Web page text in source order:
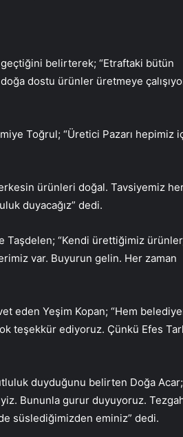
geçtiğini belirterek; “Etraftaki bütün
dostu ürünler üretmeye
Toğrul; “Üretici Pazarı hepimiz
ürünleri doğal. Tavsiyemiz
duyacağız” dedi.
Taşdelen; “Kendi ürettiğimiz
var. Buyurun gelin. Her zaman
eden Yeşim Kopan; “Hem
teşekkür ediyoruz. Çünkü Efes
duyduğunu belirten Doğa Acar;
Bununla gurur duyuyoruz.
süslediğimizden eminiz” dedi.